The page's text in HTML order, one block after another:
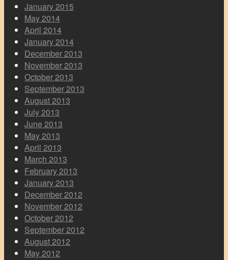
January 2015
May 2014
April 2014
January 2014
December 2013
November 2013
October 2013
September 2013
August 2013
July 2013
June 2013
May 2013
April 2013
March 2013
February 2013
January 2013
December 2012
November 2012
October 2012
September 2012
August 2012
May 2012